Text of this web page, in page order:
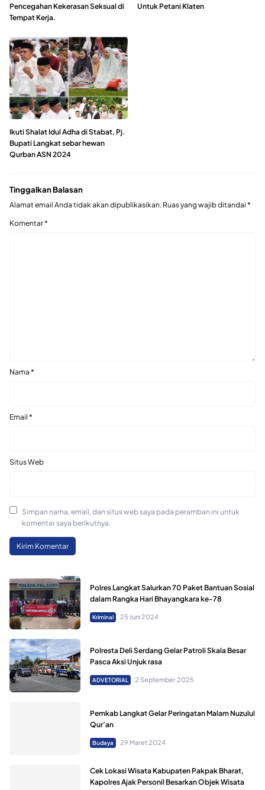
Pencegahan Kekerasan Seksual di
Tempat Kerja.
Untuk Petani Klaten
Ikuti Shalat Idul Adha di Stabat, Pj.
Bupati Langkat sebar hewan
Qurban ASN 2024
Tinggalkan Balasan
Alamat email Anda tidak akan dipublikasikan. Ruas yang wajib ditandai *
Komentar*
Nama *
Email *
Situs Web
Simpan nama, email, dan situs web saya pada peramban ini untuk
komentar saya berikutnya.
Polres Langkat Salurkan 70 Paket Bantuan Sosial
dalam Rangka Hari Bhayangkara ke-78
Kriminal 25 Juni 2024
Polresta Deli Serdang Gelar Patroli Skala Besar
Pasca Aksi Unjuk rasa
ADVETORIAL 2 September 2025
Pemkab Langkat Gelar Peringatan Malam Nuzulul
Qur’an
Budaya 29 Maret 2024
Cek Lokasi Wisata Kabupaten Pakpak Bharat,
Kapolres Ajak Personil Besarkan Objek Wisata